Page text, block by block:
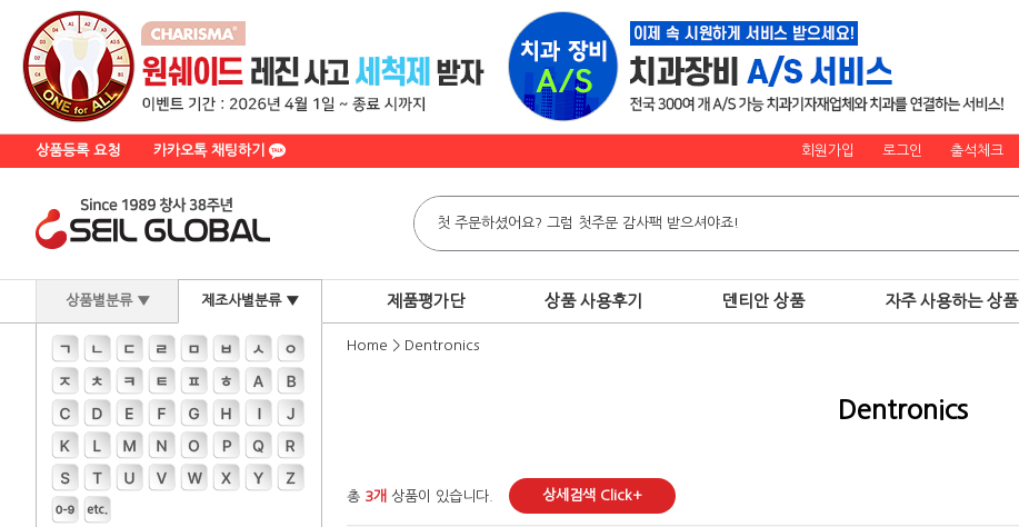
상품등록 요청 카카오톡 채팅하기 회원가입 로그인 출석체크
상품별분류 ▼ 제조사별분류 ▼ 제품평가단 상품 사용후기 덴티안 상품 자주 사용하는 상품
Home > Dentronics
Dentronics
총 3개 상품이 있습니다. 상세검색 Click+